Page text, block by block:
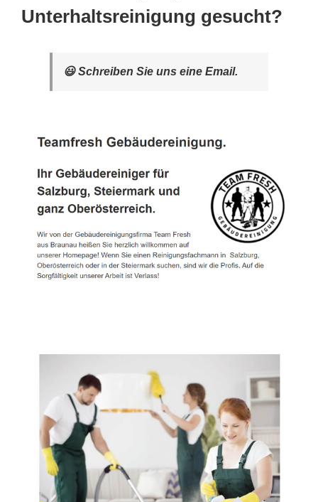
Unterhaltsreinigung gesucht?
😃 Schreiben Sie uns eine Email.